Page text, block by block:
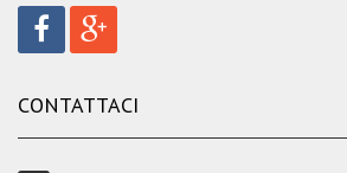
CONTATTACI